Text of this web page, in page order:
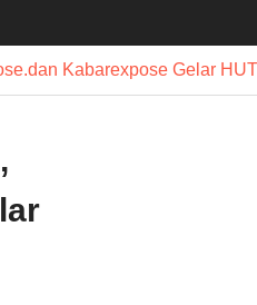
Kabarexpose Gelar